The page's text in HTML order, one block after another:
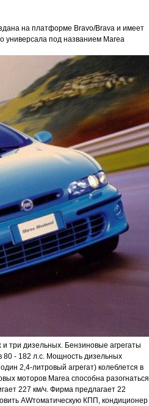
на платформе Bravo/Brava и имеет
универсала под названием Marea
три дизельных. Бензиновые агрегаты
80 - 182 л.с. Мощность дизельных
2,4-литровый агрегат) колеблется в
моторов Marea способна разогнаться
227 км/ч. Фирма предлагает 22
AWтоматическую КПП, кондиционер